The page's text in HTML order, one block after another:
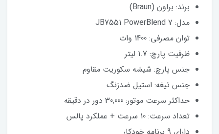
برند: براون (Braun)
مدل: JB7551 PowerBlend 7
توان مصرفی: 1400 وات
ظرفیت پارچ: 1.7 لیتر
جنس پارچ: شیشه سکوریت مقاوم
جنس تیغه: استیل ضدزنگ
حداکثر سرعت موتور: 30,000 دور در دقیقه
تعداد سرعت: 10 سرعت + عملکرد پالس